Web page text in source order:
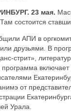
23 мая.
состоится
АПИ в
друзьями. В
стрит»,
программа
от
Урала.